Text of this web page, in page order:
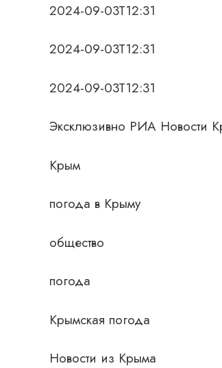
2024-09-03T12:31
2024-09-03T12:31
2024-09-03T12:31
Эксклюзивно РИА Новости
Крым
погода в Крыму
общество
погода
Крымская погода
Новости из Крыма